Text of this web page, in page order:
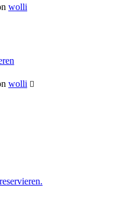
wolli
wolli